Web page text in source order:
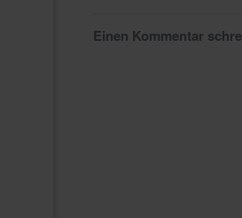
Einen Kommentar